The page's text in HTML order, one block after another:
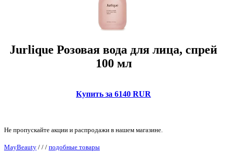
Jurlique Розовая вода для лица, спрей
100 мл
Купить за 6140 RUR
Не пропускайте акции и распродажи в нашем магазине.
MayBeauty / / / подобные товары